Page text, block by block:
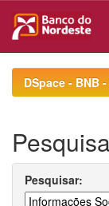
navigationDSpace - BNB
Pesquisar: